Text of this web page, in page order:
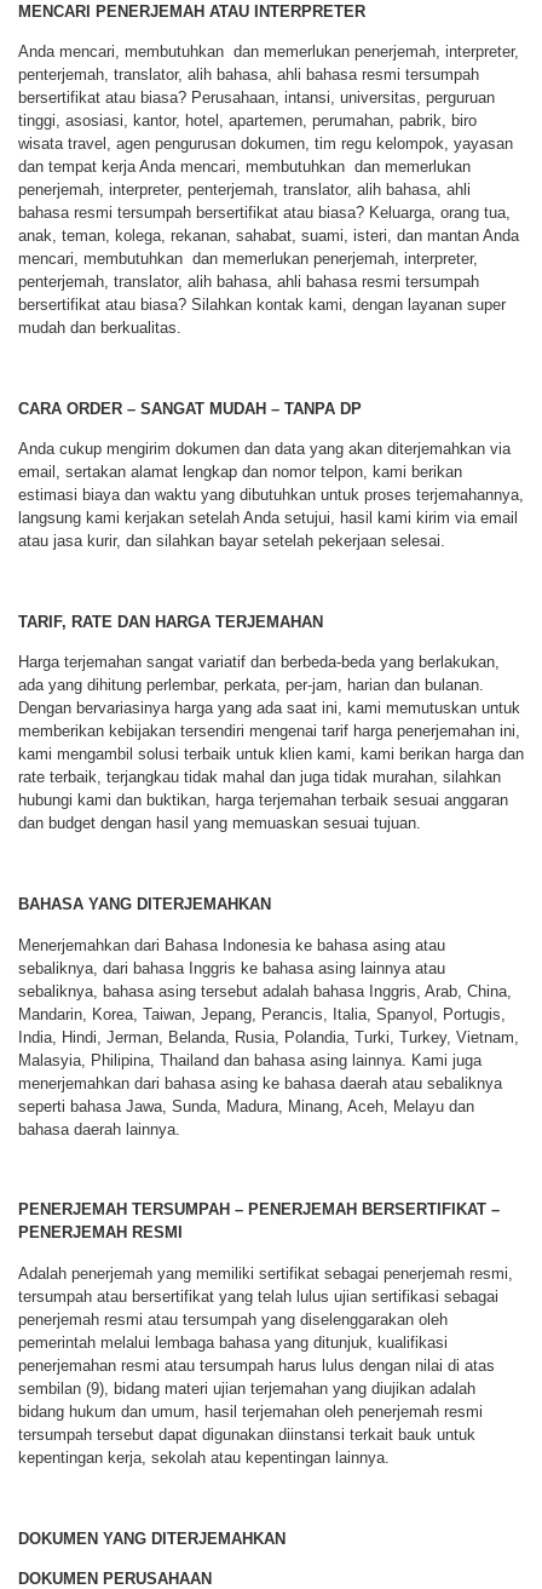
MENCARI PENERJEMAH ATAU INTERPRETER
Anda mencari, membutuhkan dan memerlukan penerjemah, interpreter,
penterjemah, translator, alih bahasa, ahli bahasa resmi tersumpah
bersertifikat atau biasa? Perusahaan, intansi, universitas, perguruan
tinggi, asosiasi, kantor, hotel, apartemen, perumahan, pabrik, biro
wisata travel, agen pengurusan dokumen, tim regu kelompok, yayasan
dan tempat kerja Anda mencari, membutuhkan dan memerlukan
penerjemah, interpreter, penterjemah, translator, alih bahasa, ahli
bahasa resmi tersumpah bersertifikat atau biasa? Keluarga, orang tua,
anak, teman, kolega, rekanan, sahabat, suami, isteri, dan mantan Anda
mencari, membutuhkan dan memerlukan penerjemah, interpreter,
penterjemah, translator, alih bahasa, ahli bahasa resmi tersumpah
bersertifikat atau biasa? Silahkan kontak kami, dengan layanan super
mudah dan berkualitas.
CARA ORDER – SANGAT MUDAH – TANPA DP
Anda cukup mengirim dokumen dan data yang akan diterjemahkan via
email, sertakan alamat lengkap dan nomor telpon, kami berikan
estimasi biaya dan waktu yang dibutuhkan untuk proses terjemahannya,
langsung kami kerjakan setelah Anda setujui, hasil kami kirim via email
atau jasa kurir, dan silahkan bayar setelah pekerjaan selesai.
TARIF, RATE DAN HARGA TERJEMAHAN
Harga terjemahan sangat variatif dan berbeda-beda yang berlakukan,
ada yang dihitung perlembar, perkata, per-jam, harian dan bulanan.
Dengan bervariasinya harga yang ada saat ini, kami memutuskan untuk
memberikan kebijakan tersendiri mengenai tarif harga penerjemahan ini,
kami mengambil solusi terbaik untuk klien kami, kami berikan harga dan
rate terbaik, terjangkau tidak mahal dan juga tidak murahan, silahkan
hubungi kami dan buktikan, harga terjemahan terbaik sesuai anggaran
dan budget dengan hasil yang memuaskan sesuai tujuan.
BAHASA YANG DITERJEMAHKAN
Menerjemahkan dari Bahasa Indonesia ke bahasa asing atau
sebaliknya, dari bahasa Inggris ke bahasa asing lainnya atau
sebaliknya, bahasa asing tersebut adalah bahasa Inggris, Arab, China,
Mandarin, Korea, Taiwan, Jepang, Perancis, Italia, Spanyol, Portugis,
India, Hindi, Jerman, Belanda, Rusia, Polandia, Turki, Turkey, Vietnam,
Malasyia, Philipina, Thailand dan bahasa asing lainnya. Kami juga
menerjemahkan dari bahasa asing ke bahasa daerah atau sebaliknya
seperti bahasa Jawa, Sunda, Madura, Minang, Aceh, Melayu dan
bahasa daerah lainnya.
PENERJEMAH TERSUMPAH – PENERJEMAH BERSERTIFIKAT –
PENERJEMAH RESMI
Adalah penerjemah yang memiliki sertifikat sebagai penerjemah resmi,
tersumpah atau bersertifikat yang telah lulus ujian sertifikasi sebagai
penerjemah resmi atau tersumpah yang diselenggarakan oleh
pemerintah melalui lembaga bahasa yang ditunjuk, kualifikasi
penerjemahan resmi atau tersumpah harus lulus dengan nilai di atas
sembilan (9), bidang materi ujian terjemahan yang diujikan adalah
bidang hukum dan umum, hasil terjemahan oleh penerjemah resmi
tersumpah tersebut dapat digunakan diinstansi terkait bauk untuk
kepentingan kerja, sekolah atau kepentingan lainnya.
DOKUMEN YANG DITERJEMAHKAN
DOKUMEN PERUSAHAAN